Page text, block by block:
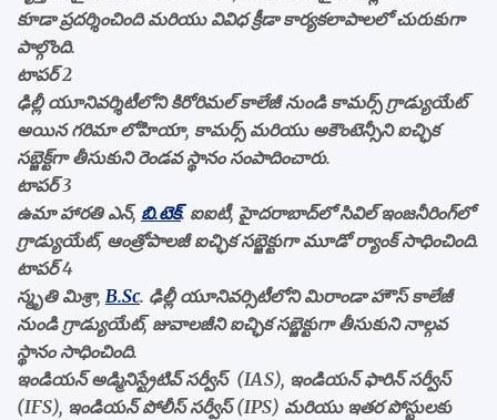
కూడా ప్రదర్శించింది మరియు వివిధ క్రీడా కార్యకలాపాలలో చురుకుగా
పాల్గొంది.
టాపర్ 2
ఢిల్లీ యూనివర్శిటీలోని కిరోరిమల్ కాలేజీ నుండి కామర్స్ గ్రాడ్యుయేట్
అయిన గరిమా లోహియా, కామర్స్ మరియు అకౌంటెన్సీని ఐచ్ఛిక
సబ్జెక్ట్‌గా తీసుకుని రెండవ స్థానం సంపాదించారు.
టాపర్ 3
ఉమా హారతి ఎన్, బి.టెక్. ఐఐటీ, హైదరాబాద్‌లో సివిల్ ఇంజనీరింగ్‌లో
గ్రాడ్యుయేట్, ఆంత్రోపాలజీ ఐచ్ఛిక సబ్జెక్టుగా మూడో ర్యాంక్ సాధించింది.
టాపర్ 4
స్మృతి మిశ్రా, B.Sc. ఢిల్లీ యూనివర్సిటీలోని మిరాండా హౌస్ కాలేజీ
నుండి గ్రాడ్యుయేట్, జువాలజీని ఐచ్ఛిక సబ్జెక్టుగా తీసుకుని నాల్గవ
స్థానం సాధించింది.
ఇండియన్ అడ్మినిస్ట్రేటివ్ సర్వీస్ (IAS), ఇండియన్ ఫారిన్ సర్వీస్
(IFS), ఇండియన్ పోలీస్ సర్వీస్ (IPS) మరియు ఇతర పోస్టులకు